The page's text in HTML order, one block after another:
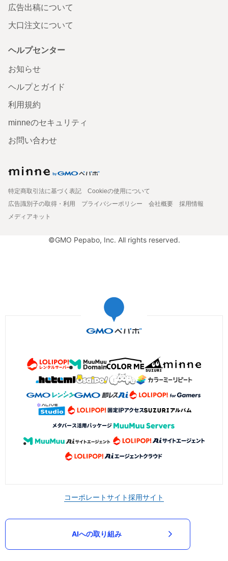
広告出稿について
大口注文について
ヘルプセンター
お知らせ
ヘルプとガイド
利用規約
minneのセキュリティ
お問い合わせ
特定商取引法に基づく表記
Cookieの使用について
広告識別子の取得・利用
プライバシーポリシー 会社概要
採用情報
メディアキット
©GMO Pepabo, Inc. All rights reserved.
コーポレートサイト採用サイト
AIへの取り組み